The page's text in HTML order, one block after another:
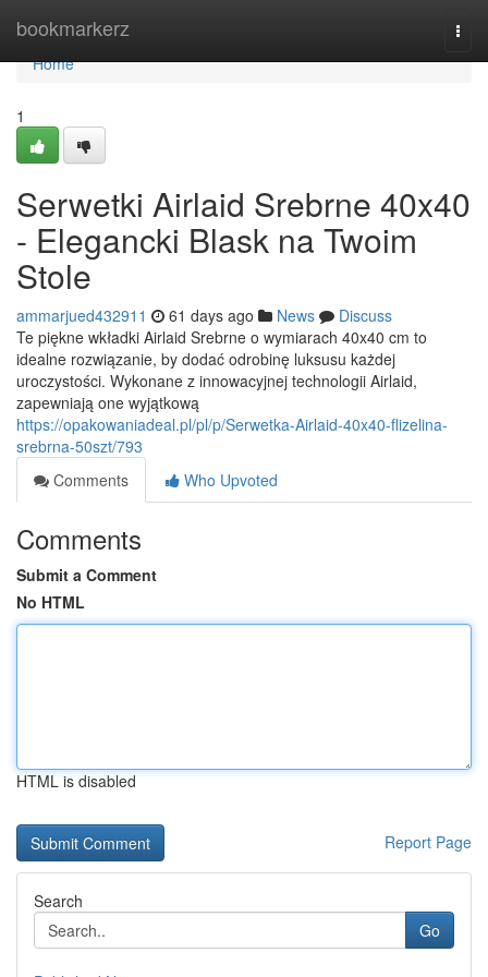
bookmarkerz
Home
Home
1
Serwetki Airlaid Srebrne 40x40
- Elegancki Blask na Twoim
Stole
ammarjued432911 61 days ago News
Discuss
Te piękne wkładki Airlaid Srebrne o wymiarach 40x40 cm to
idealne rozwiązanie, by dodać odrobinę luksusu każdej
uroczystości. Wykonane z innowacyjnej technologii Airlaid,
zapewniają one wyjątkową
https://opakowaniadeal.pl/pl/p/Serwetka-Airlaid-40x40-flizelina-
srebrna-50szt/793
Comments
Who Upvoted
Comments
Submit a Comment
No HTML
HTML is disabled
Report Page
Search
Go